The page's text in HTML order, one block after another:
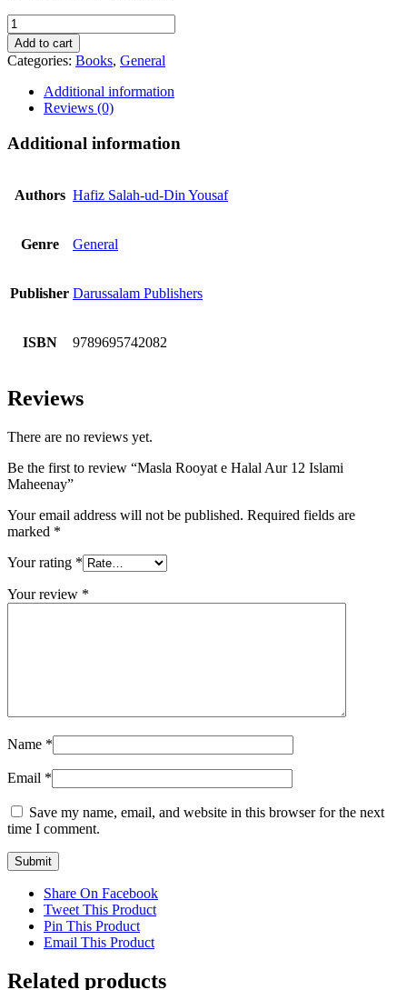
Masla
Rooyat
e
Halal
Maheenay
quantity
Add to cart
Categories: Books, General
Additional information
Reviews (0)
Additional information
Authors Hafiz Salah-ud-Din Yousaf
Genre General
Publisher Darussalam Publishers
ISBN 9789695742082
Reviews
There are no reviews yet.
Be the first to review “Masla Rooyat e Halal Aur 12 Islami
Maheenay”
Your email address will not be published. Required fields are
marked *
Your rating *
Your review *
Name *
Email *
Save my name, email, and website in this browser for the next
time I comment.
Share On Facebook
Tweet This Product
Pin This Product
Email This Product
Related products